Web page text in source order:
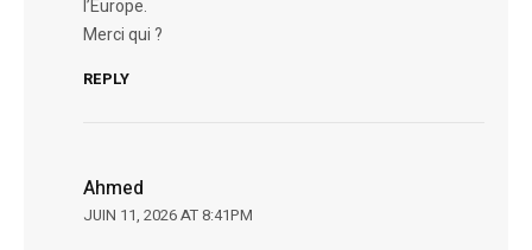
l’Europe.
Merci qui ?
REPLY
Ahmed
JUIN 11, 2026 AT 8:41PM